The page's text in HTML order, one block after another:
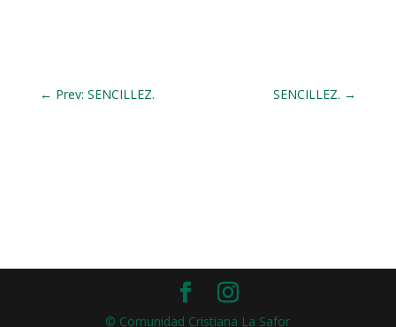
← Prev: SENCILLEZ. SENCILLEZ. →
© Comunidad Cristiana La Safor